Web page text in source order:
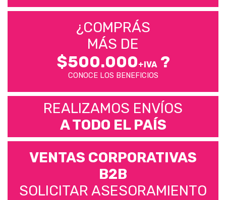
¿COMPRÁS
MÁS DE
$500.000+IVA?
CONOCE LOS BENEFICIOS
REALIZAMOS ENVÍOS
A TODO EL PAÍS
VENTAS CORPORATIVAS
B2B
SOLICITAR ASESORAMIENTO